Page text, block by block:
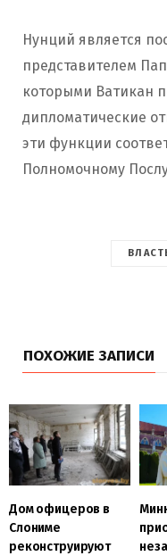
Нунций является
представителем
которыми Ватикан
дипломатические
эти функции
Полномочному
ПОХОЖИЕ ЗАПИСИ
Дом офицеров в
Слониме
реконструируют